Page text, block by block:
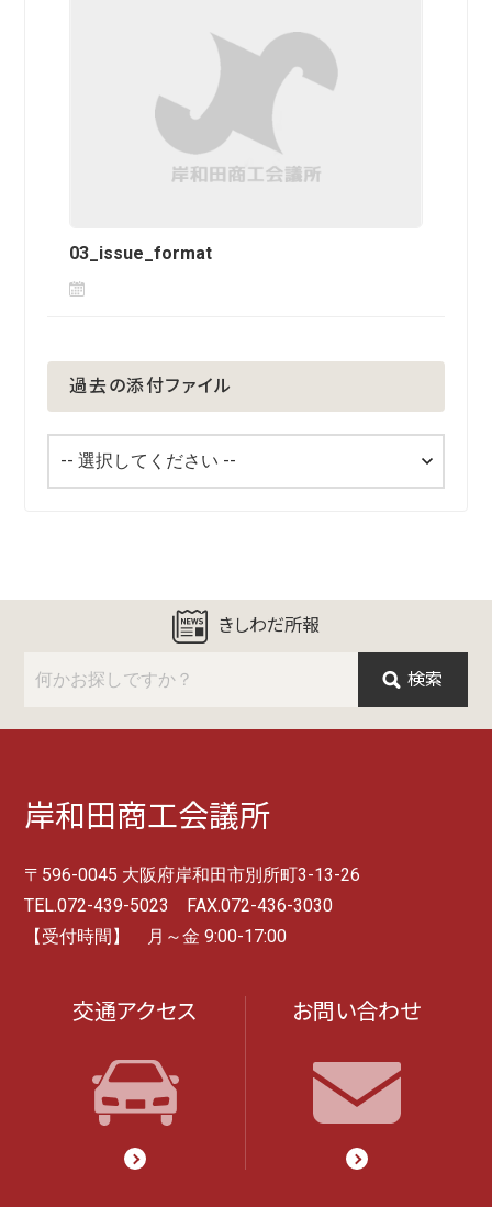
03_issue_format
過去の添付ファイル
きしわだ所報
検索
岸和田商工会議所
〒596-0045 大阪府岸和田市別所町3-13-26
TEL.072-439-5023 FAX.072-436-3030
【受付時間】 月～金 9:00-17:00
交通アクセス お問い合わせ